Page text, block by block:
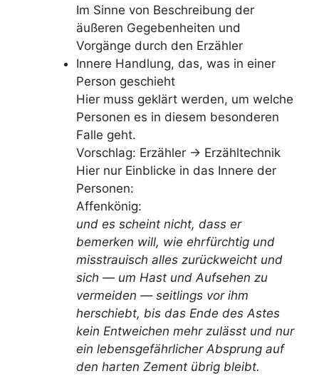
Im Sinne von Beschreibung der
äußeren Gegebenheiten und
Vorgänge durch den Erzähler
Innere Handlung, das, was in einer
Person geschieht
Hier muss geklärt werden, um welche
Personen es in diesem besonderen
Falle geht.
Vorschlag: Erzähler -> Erzähltechnik
Hier nur Einblicke in das Innere der
Personen:
Affenkönig:
und es scheint nicht, dass er
bemerken will, wie ehrfürchtig und
misstrauisch alles zurückweicht und
sich — um Hast und Aufsehen zu
vermeiden — seitlings vor ihm
herschiebt, bis das Ende des Astes
kein Entweichen mehr zulässt und nur
ein lebensgefährlicher Absprung auf
den harten Zement übrig bleibt.